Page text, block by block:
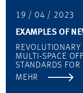
19 / 04 / 2023
EXAMPLES OF
MULTI-SPACE
STANDARDS FOR
MEHR